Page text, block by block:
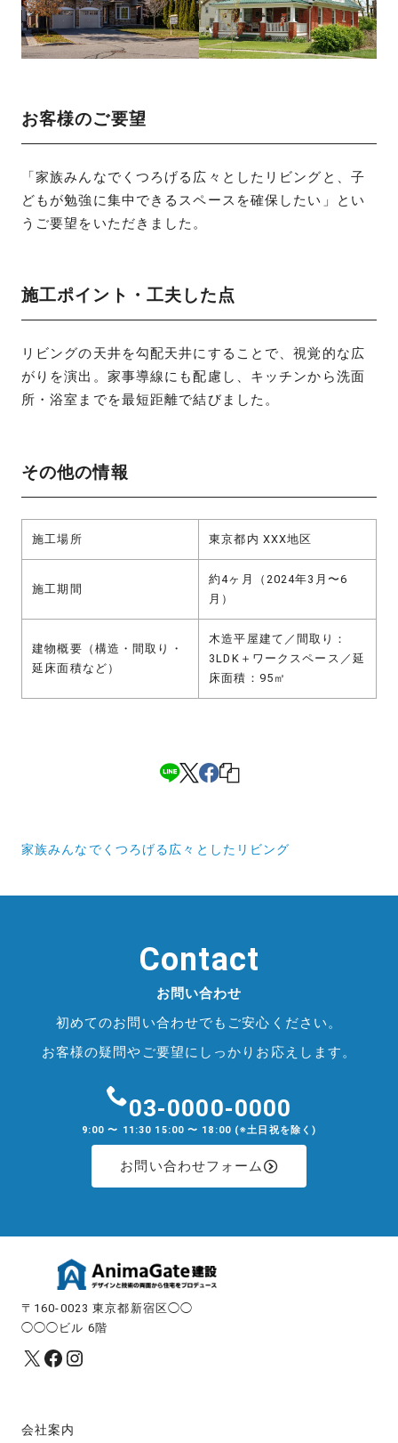
お客様のご要望
「家族みんなでくつろげる広々としたリビングと、子
どもが勉強に集中できるスペースを確保したい」とい
うご要望をいただきました。
施工ポイント・工夫した点
リビングの天井を勾配天井にすることで、視覚的な広
がりを演出。家事導線にも配慮し、キッチンから洗面
所・浴室までを最短距離で結びました。
その他の情報
施工場所 東京都内 XXX地区
施工期間
約4ヶ月（2024年3月〜6
月）
建物概要（構造・間取り・
延床面積など）
木造平屋建て／間取り：
3LDK＋ワークスペース／延
床面積：95㎡
投
ナ
家族みんなでくつろげる広々としたリビング
Contact
お問い合わせ
初めてのお問い合わせでもご安心ください。
お客様の疑問やご要望にしっかりお応えします。
03-0000-0000
9:00 〜 11:30 15:00 〜 18:00 (※土日祝を除く)
お問い合わせフォーム
〒160-0023 東京都新宿区◯◯
◯◯◯ビル 6階
X Facebook
Instagram
会社案内